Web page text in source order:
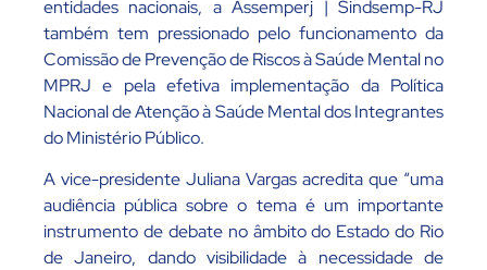
entidades nacionais, a Assemperj | Sindsemp-RJ
também tem pressionado pelo funcionamento da
Comissão de Prevenção de Riscos à Saúde Mental no
MPRJ e pela efetiva implementação da Política
Nacional de Atenção à Saúde Mental dos Integrantes
do Ministério Público.
A vice-presidente Juliana Vargas acredita que “uma
audiência pública sobre o tema é um importante
instrumento de debate no âmbito do Estado do Rio
de Janeiro, dando visibilidade à necessidade de